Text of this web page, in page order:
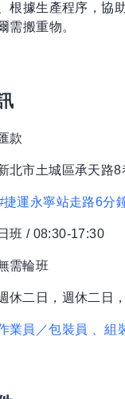
根據生產程序，協
需搬重物。
款
北市土城區承天路8
捷運永寧站走路6分
日班 / 08:30-17:30
需輪班
休二日，週休二日
業員／包裝員 、組